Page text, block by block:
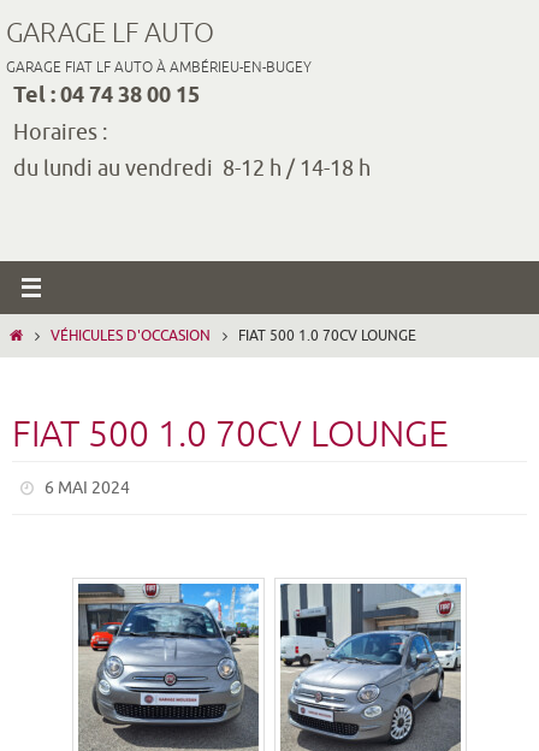
vers
le
contenu
GARAGE LF AUTO
GARAGE FIAT LF AUTO À AMBÉRIEU-EN-BUGEY
Tel : 04 74 38 00 15
Horaires :
du lundi au vendredi 8-12 h / 14-18 h
HOMEVÉHICULES D'OCCASION FIAT 500 1.0 70CV LOUNGE
FIAT 500 1.0 70CV LOUNGE
6 MAI 2024